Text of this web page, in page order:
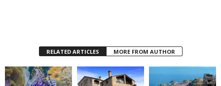
RELATED ARTICLES MORE FROM AUTHOR